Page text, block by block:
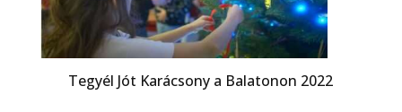
Tegyél Jót Karácsony a Balatonon 2022